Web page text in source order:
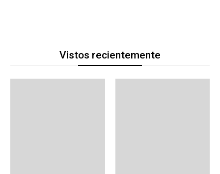
Vistos recientemente